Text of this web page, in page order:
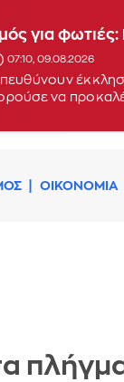
για φωτιές:
07:10, 09.08.2026
να
ΟΙΚΟΝΟΜΙΑ